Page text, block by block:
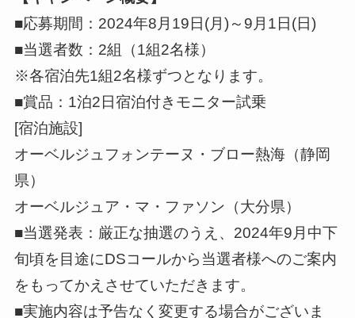
■応募期間：2024年8月19日(月)～9月1日(日)
■当選者数：2組（1組2名様）
※各宿泊先1組2名様ずつとなります。
■賞品：1泊2日宿泊付きモニター試乗
[宿泊施設]
オーベルジュフォンテーヌ・ブロー熱海（静岡
県）
オーベルジュア・マ・ファソン（大分県）
■当選発表：厳正な抽選のうえ、2024年9月中下
旬頃を目途にDSコールから当選者様へのご案内
をもってかえさせていただきます。
■実施内容は予告なく変更する場合がございま